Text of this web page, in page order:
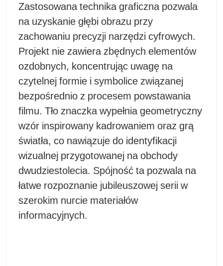
Zastosowana technika graficzna pozwala
na uzyskanie głębi obrazu przy
zachowaniu precyzji narzędzi cyfrowych.
Projekt nie zawiera zbędnych elementów
ozdobnych, koncentrując uwagę na
czytelnej formie i symbolice związanej
bezpośrednio z procesem powstawania
filmu. Tło znaczka wypełnia geometryczny
wzór inspirowany kadrowaniem oraz grą
światła, co nawiązuje do identyfikacji
wizualnej przygotowanej na obchody
dwudziestolecia. Spójność ta pozwala na
łatwe rozpoznanie jubileuszowej serii w
szerokim nurcie materiałów
informacyjnych.